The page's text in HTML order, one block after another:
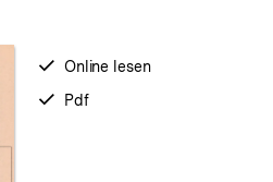
verfügbar
Online lesen
verfügbar
Pdf